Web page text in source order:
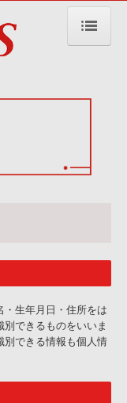
・生年月日・住所をは
できるものをいいま
別できる情報も個人情